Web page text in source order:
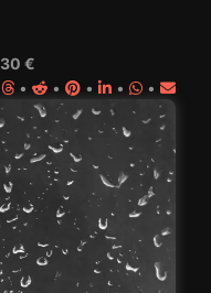
30 €
• • • • •